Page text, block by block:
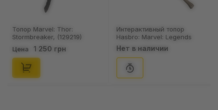
Топор Marvel: Thor:
Stormbreaker, (129219)
Цена 1 250 грн
Интерактивный топор
Hasbro: Marvel: Legends
Series: Avengers: Endgame:
Thor: Stormbreaker
Electronic Axe, (73177)
Нет в наличии